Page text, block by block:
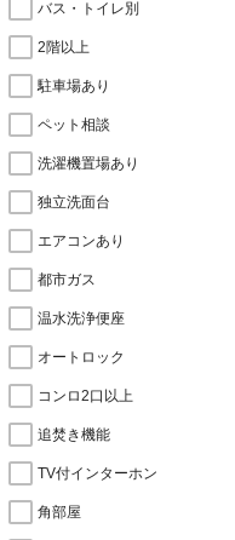
バス・トイレ別
2階以上
駐車場あり
ペット相談
洗濯機置場あり
独立洗面台
エアコンあり
都市ガス
温水洗浄便座
オートロック
コンロ2口以上
追焚き機能
TV付インターホン
角部屋